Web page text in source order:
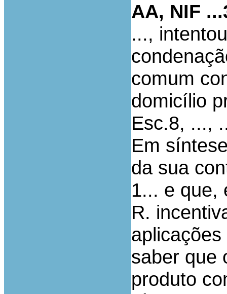
AA, NIF
...,
comum
domicílio
Esc.8, ...,
Em
da sua
1... e que,
R.
saber que
produto